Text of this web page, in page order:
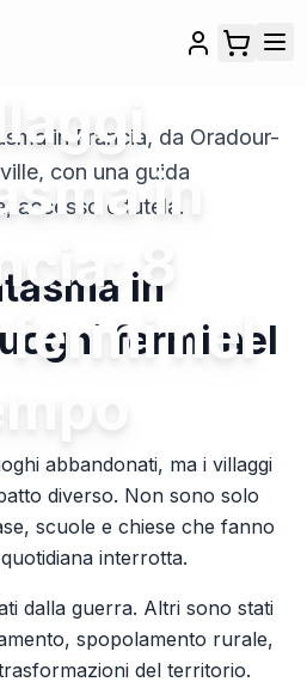
in
8
nel
in Francia, da Oradour-
con una guida
accesso e tutela.
in
fermi nel
abbandonati, ma i villaggi
diverso. Non sono solo
scuole e chiese che fanno
interrotta.
dalla guerra. Altri sono stati
spopolamento rurale,
del territorio.